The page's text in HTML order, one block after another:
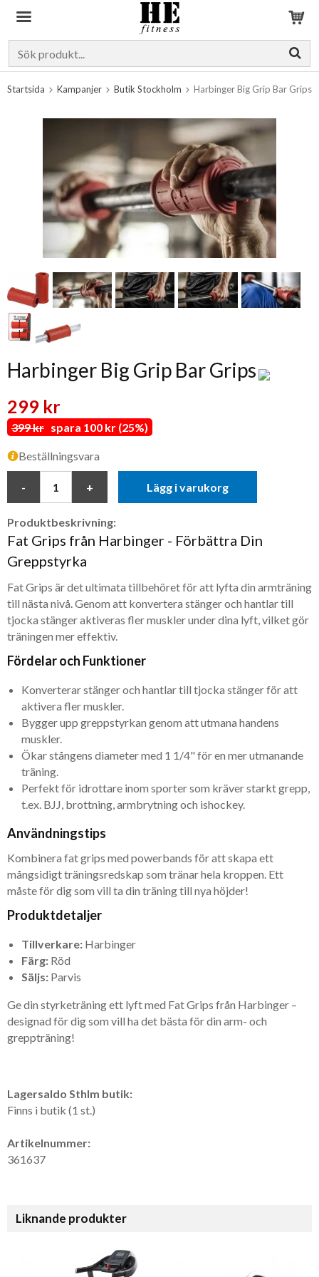
Startsida Kampanjer Butik Stockholm Harbinger Big Grip Bar Grips
Harbinger Big Grip Bar Grips
299 kr
399 kr spara 100 kr (25%)
Beställningsvara
Lägg i varukorg
Produktbeskrivning:
Fat Grips från Harbinger - Förbättra Din
Greppstyrka
Fat Grips är det ultimata tillbehöret för att lyfta din armträning
till nästa nivå. Genom att konvertera stänger och hantlar till
tjocka stänger aktiveras fler muskler under dina lyft, vilket gör
träningen mer effektiv.
Fördelar och Funktioner
Konverterar stänger och hantlar till tjocka stänger för att
aktivera fler muskler.
Bygger upp greppstyrkan genom att utmana handens
muskler.
Ökar stångens diameter med 1 1/4" för en mer utmanande
träning.
Perfekt för idrottare inom sporter som kräver starkt grepp,
t.ex. BJJ, brottning, armbrytning och ishockey.
Användningstips
Kombinera fat grips med powerbands för att skapa ett
mångsidigt träningsredskap som tränar hela kroppen. Ett
måste för dig som vill ta din träning till nya höjder!
Produktdetaljer
Tillverkare: Harbinger
Färg: Röd
Säljs: Parvis
Ge din styrketräning ett lyft med Fat Grips från Harbinger –
designad för dig som vill ha det bästa för din arm- och
greppträning!
Lagersaldo Sthlm butik:
Finns i butik (1 st.)
Artikelnummer:
361637
Liknande produkter